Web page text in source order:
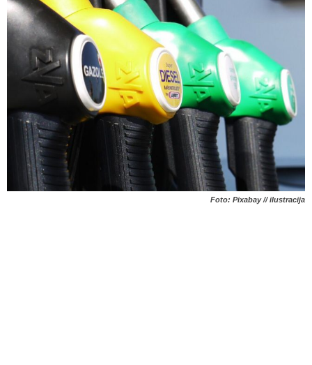
Foto: Pixabay // ilustracija